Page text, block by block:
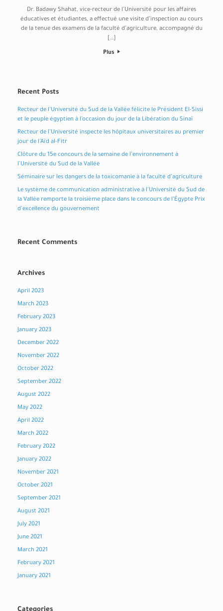
Dr. Badawy Shahat, vice-recteur de l’Université pour les affaires
éducatives et étudiantes, a effectué une visite d’inspection au cours
de la tenue des examens de la faculté d’agriculture, accompagné du
[…]
Plus
Recent Posts
Recteur de l’Université du Sud de la Vallée félicite le Président El-Sissi
et le peuple égyptien à l’occasion du jour de la Libération du Sinaï
Recteur de l’Université inspecte les hôpitaux universitaires au premier
jour de l’Aïd al-Fitr
Clôture du 15e concours de la semaine de l’environnement à
l’Université du Sud de la Vallée
Séminaire sur les dangers de la toxicomanie à la faculté d’agriculture
Le système de communication administrative à l’Université du Sud de
la Vallée remporte la troisième place dans le concours de l’Égypte Prix
d’excellence du gouvernement
Recent Comments
Archives
April 2023
March 2023
February 2023
January 2023
December 2022
November 2022
October 2022
September 2022
August 2022
May 2022
April 2022
March 2022
February 2022
January 2022
November 2021
October 2021
September 2021
August 2021
July 2021
June 2021
March 2021
February 2021
January 2021